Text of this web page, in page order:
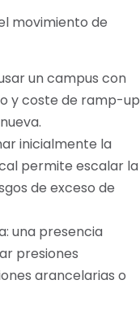
movimiento de
un campus con
y coste de ramp-up
inicialmente la
permite escalar la
de exceso de
una presencia
presiones
arancelarias o